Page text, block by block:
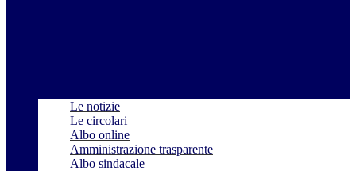
Le notizie
Le circolari
Albo online
Amministrazione trasparente
Albo sindacale